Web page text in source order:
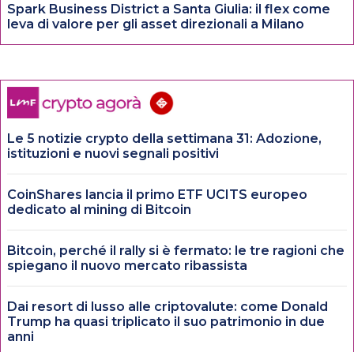
Spark Business District a Santa Giulia: il flex come
leva di valore per gli asset direzionali a Milano
Le 5 notizie crypto della settimana 31: Adozione,
istituzioni e nuovi segnali positivi
CoinShares lancia il primo ETF UCITS europeo
dedicato al mining di Bitcoin
Bitcoin, perché il rally si è fermato: le tre ragioni che
spiegano il nuovo mercato ribassista
Dai resort di lusso alle criptovalute: come Donald
Trump ha quasi triplicato il suo patrimonio in due
anni